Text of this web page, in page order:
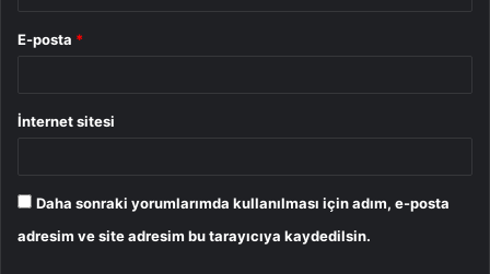
E-posta *
İnternet sitesi
Daha sonraki yorumlarımda kullanılması için adım, e-posta
adresim ve site adresim bu tarayıcıya kaydedilsin.